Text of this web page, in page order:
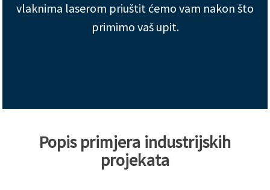
vlaknima laserom priuštit ćemo vam nakon što
primimo vaš upit.
Popis primjera industrijskih
projekata